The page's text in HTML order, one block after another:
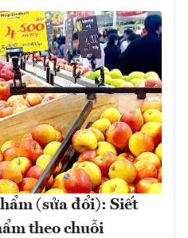
(sửa đổi): Siết
theo chuỗi